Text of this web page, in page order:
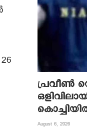
പ്രവീൺ
August 6, 2026